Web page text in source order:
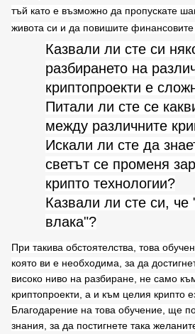
тъй като е възможно да пропускате
живота си и да повишите финансовите
Казвали ли сте си
разбирането на
криптопроекти е
Питали ли сте се
между различните
Искали ли сте да
светът се променя
крипто технологии?
Казвали ли сте си, че
влака"?
При такива обстоятелства, това
която ви е необходима, за да
високо ниво на разбиране, не само
криптопроекти, а и към целия крипто
Благодарение на това обучение, ще
знания, за да постигнете така